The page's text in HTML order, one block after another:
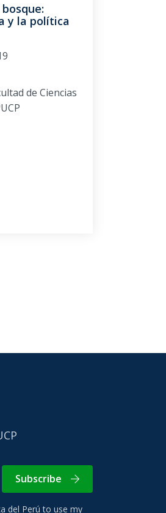
y la política
de Ciencias
Subscribe
del Perú to use my